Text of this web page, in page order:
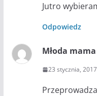
Jutro
Odpowiedz
Młoda
23 stycznia,